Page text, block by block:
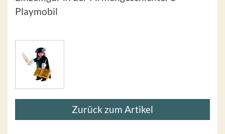
Playmobil
Zurück zum Artikel